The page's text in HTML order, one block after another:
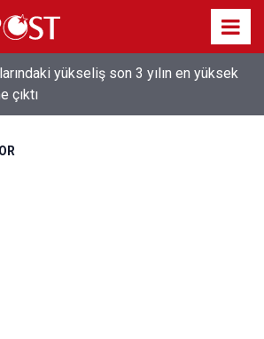
sekiz kişi hakkında savcılığa suç